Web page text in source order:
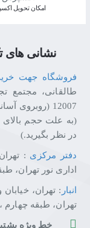
اﻣﮑﺎن ﺗﺤﻮﯾﻞ
نشانی
فروشگاه جهت
طالقانی، مجتمع
12007 (روبروی آسانسور شیشه ای)
در نظر بگیرید.)
دفتر مرکزی :
اداری نور تهران،
انبار : تهران،
تهران، طبقه چهارم ،
خط ویژه